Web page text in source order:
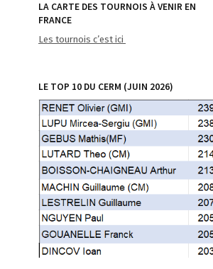
LA CARTE DES TOURNOIS À VENIR EN
FRANCE
Les tournois c’est ici
LE TOP 10 DU CERM (JUIN 2026)